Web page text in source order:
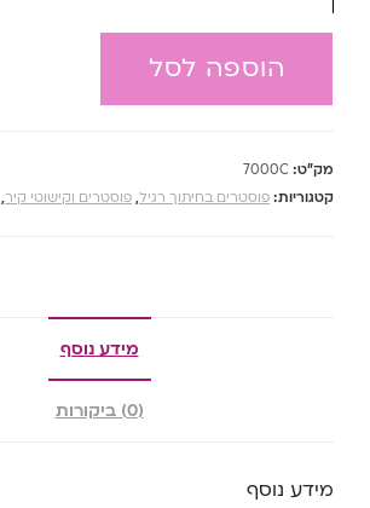
הוספה לסל
מק"ט: 7000C
קטגוריות: פוסטרים בחיתוך רגיל, פוסטרים וקישוטי קיר,
מידע נוסף
(0) ביקורות
מידע נוסף